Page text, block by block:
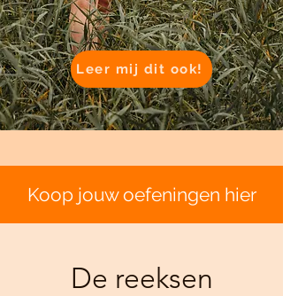
Leer mij dit ook!
Koop jouw oefeningen hier
De reeksen